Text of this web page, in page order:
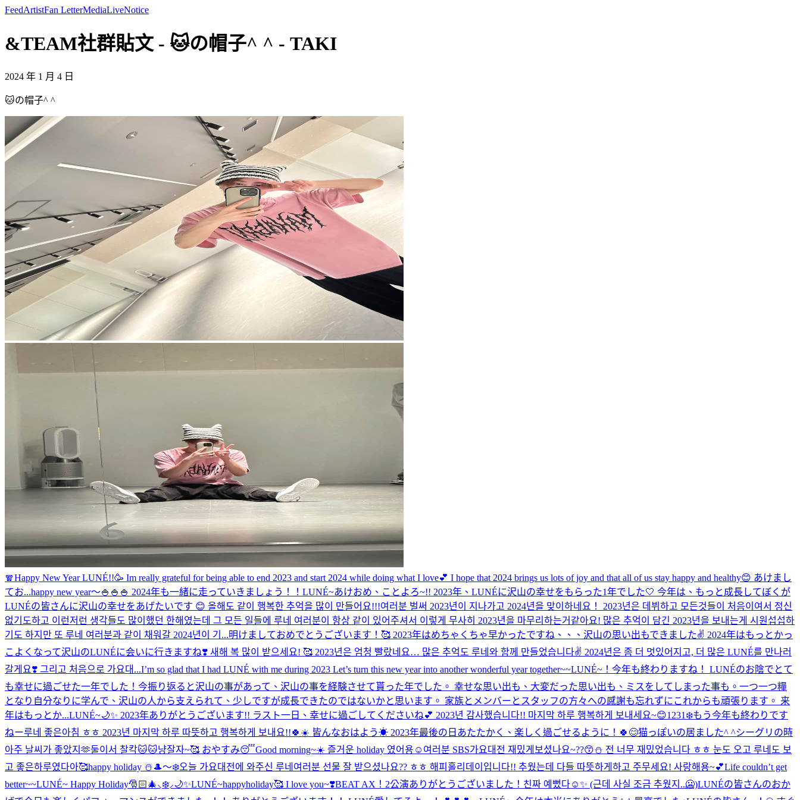
FeedArtistFan LetterMediaLiveNotice
&TEAM社群貼文 - 🐱の帽子^ ^ - TAKI
2024 年 1 月 4 日
🐱の帽子^ ^
🧣Happy New Year LUNÉ!!🥳 Im really grateful for being able to end 2023 and start 2024 while doing what I love💕 I hope that 2024 brings us lots of joy and that all of us stay happy and healthy😊 あけまし
てお...happy new year〜🍚🍚🍚 2024年も一緒に走っていきましょう！！ LUNÉ~あけおめ、ことよろ~!! 2023年、LUNÉに沢山の幸せをもらった1年でした🤍 今年は、もっと成長してぼくが
LUNÉの皆さんに沢山の幸せをあげたいです 😊 올해도 같이 행복한 추억을 많이 만들어요!!!여러분 벌써 2023년이 지나가고 2024년을 맞이하네요！ 2023년은 데뷔하고 모든것들이 처음이여서 정신
없기도하고 이런저런 생각들도 많이했던 한해였는데 그 모든 일들에 루네 여러분이 항상 같이 있어주셔서 이렇게 무사히 2023년을 마무리하는거같아요! 많은 추억이 담긴 2023년을 보내는게 시원섭섭하
기도 하지만 또 루네 여러분과 같이 채워갈 2024년이 기...明けましておめでとうございます！🥰 2023年はめちゃくちゃ早かったですね、、、沢山の思い出もできました✌️ 2024年はもっとかっ
こよくなって沢山のLUNÉに会いに行きますね❣️ 새해 복 많이 받으세요! 🥰 2023년은 엄청 빨랐네요… 많은 추억도 루네와 함께 만들었습니다✌️ 2024년은 좀 더 멋있어지고, 더 많은 LUNÉ를 만나러
갈게요❣️ 그리고 처음으로 가요대...I’m so glad that I had LUNÉ with me during 2023 Let’s turn this new year into another wonderful year together~~LUNÉ~！今年も終わりますね！ LUNÉのお陰でとて
も幸せに過ごせた一年でした！今振り返ると沢山の事があって、沢山の事を経験させて貰った年でした。 幸せな思い出も、大変だった思い出も、ミスをしてしまった事も。一つ一つ糧
となり自分なりに学んで、沢山の人から支えられて、少しですが成長できたのではないかと思います。 家族とメンバーとスタッフの方々への感謝も忘れずにこれからも頑張ります。 来
年はもっとか...LUNÉ~🌙✨️ 2023年ありがとうございます!! ラスト一日、幸せに過ごしてくださいね💕︎ 2023년 감사했습니다!! 마지막 하루 행복하게 보내세요~😊1231❄️もう今年も終わりです
ねー루네 좋은아침 ㅎㅎ 2023년 마지막 하루 따뜻하고 행복하게 보내요!!🍀☀️ 皆んなおはよう☀ 2023年最後の日あたたかく、楽しく過ごせるように！🍀😊猫っぽいの居ました^ ^シーグリの時
아주 날씨가 좋았지🫶둘이서 찰칵🐱🐱냥잘자~🥰 おやすみ😴Good morning~☀️ 즐거운 holiday 였어용☺️ 여러분 SBS가요대전 재밌게보셨나요~??😙⛄️ 전 너무 재밌었습니다 ㅎㅎ 눈도 오고 루네도 보
고 좋은하루였다아🥰happy holiday ☃️🎩〜❄️오늘 가요대전에 와주신 루네여러분 선물 잘 받으셨나요?? ㅎㅎ 해피홀리데이입니다!! 추웠는데 다들 따뜻하게하고 주무세요! 사랑해용~💕Life couldn’t get
better~~LUNÉ~ Happy Holiday🎅🏻🎄⸜❄️⸝🌙✨LUNÉ~happyholiday🥰 I love you~❣️BEAT AX！2公演ありがとうございました！ 친짜 예뻤다☺️✨ (근데 사실 조금 추웠지..🥶)LUNÉの皆さんのおか